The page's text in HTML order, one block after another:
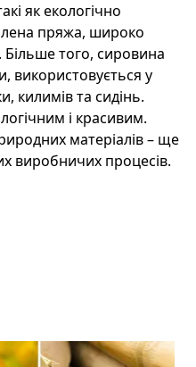
як екологічно
пряжа, широко
того, сировина
використовується у
килимів та сидінь.
і красивим.
матеріалів – ще
виробничих процесів.